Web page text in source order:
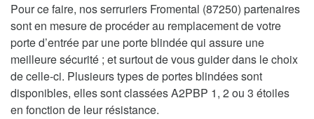
Pour ce faire, nos serruriers Fromental (87250) partenaires
sont en mesure de procéder au remplacement de votre
porte d’entrée par une porte blindée qui assure une
meilleure sécurité ; et surtout de vous guider dans le choix
de celle-ci. Plusieurs types de portes blindées sont
disponibles, elles sont classées A2PBP 1, 2 ou 3 étoiles
en fonction de leur résistance.